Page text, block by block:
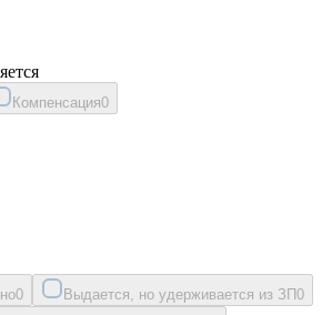
Компенсация0
0 Выдается, но удерживается из ЗП0